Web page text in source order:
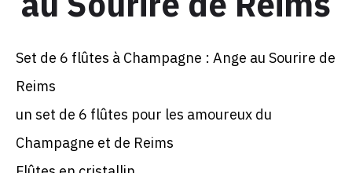
Set de 6 flûtes à Champagne : Ange au Sourire de
Reims
un set de 6 flûtes pour les amoureux du
Champagne et de Reims